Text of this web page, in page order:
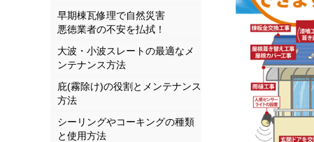
早期棟瓦修理で自然災害
悪徳業者の不安を払拭！
大波・小波スレートの最適なメ
ンテナンス方法
庇(霧除け)の役割とメンテナンス
方法
シーリングやコーキングの種類
と使用方法